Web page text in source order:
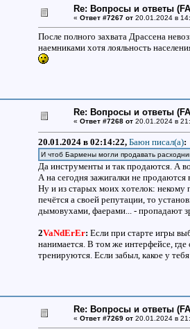
Re: Вопросы и ответы
« Ответ #7267 от20.01.2024 в
После полного захвата Драссена
наемниками хотя лояльность
Re: Вопросы и ответы
« Ответ #7268 от20.01.2024 в
20.01.2024 в 02:14:22, Баюн писал(a):
И чтоб Бармены могли продавать
Да инструменты и так продаются. А
А на сегодня зажигалки не продаются
Ну и из старых моих хотелок: некому
печётся а своей репутации, то
дымовухами, фаерами... - пропадают
2VaNdErEr: Если при старте игры
нанимается. В том же интерфейсе,
тренируются. Если забыл, какое у
Re: Вопросы и ответы
« Ответ #7269 от20.01.2024 в